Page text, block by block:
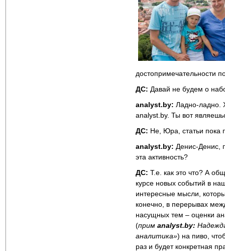
достопримечательности
ДС: Давай не будем о
analyst.by: Ладно-ладно.
analyst.by. Ты вот
ДС: Не, Юра, статьи пока
analyst.by: Денис-Денис,
эта активность?
ДС: Т.е. как это что? А
курсе новых событий в
интересные мысли,
конечно, в перерывах
насущных тем – оценки
(прим analyst.by:
аналитика») на пиво,
раз и будет конкретная